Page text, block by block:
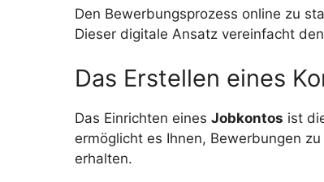
Den Bewerbungsprozess online zu
Dieser digitale Ansatz vereinfacht
Das Erstellen eines
Das Einrichten eines Jobkontos ist
ermöglicht es Ihnen, Bewerbungen
erhalten.